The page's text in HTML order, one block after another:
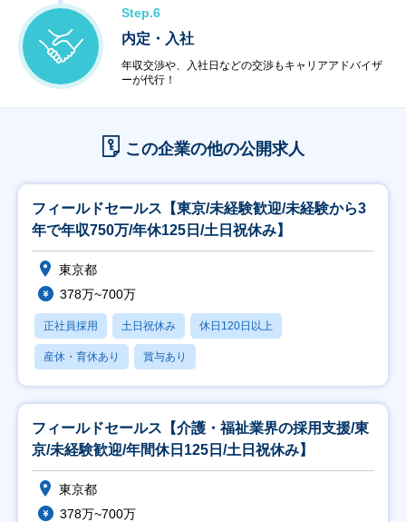
Step.6
内定・入社
年収交渉や、入社日などの交渉もキャリアアドバイザ
ーが代行！
この企業の他の公開求人
フィールドセールス【東京/未経験歓迎/未経験から3
年で年収750万/年休125日/土日祝休み】
東京都
378万~700万
正社員採用 土日祝休み 休日120日以上
産休・育休あり 賞与あり
フィールドセールス【介護・福祉業界の採用支援/東
京/未経験歓迎/年間休日125日/土日祝休み】
東京都
378万~700万